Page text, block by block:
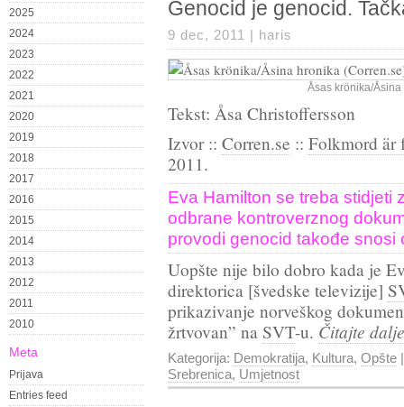
2025
2024
2023
2022
2021
2020
2019
2018
2017
2016
2015
2014
2013
2012
2011
2010
Meta
Prijava
Entries feed
Genocid je genocid.
9 dec, 2011 | haris
Åsas krönika/
Tekst: Åsa Christoffersson
Izvor :: Corren.se :: Folkmord är
2011.
Eva Hamilton se treba stidjeti
odbrane kontroverznog
provodi genocid takođe snosi
Uopšte nije bilo dobro kada je
direktorica [švedske televizije]
prikazivanje norveškog
žrtvovan” na SVT-u. Čitajte
Kategorija: Demokratija, Kultura, Opšte
Srebrenica, Umjetnost